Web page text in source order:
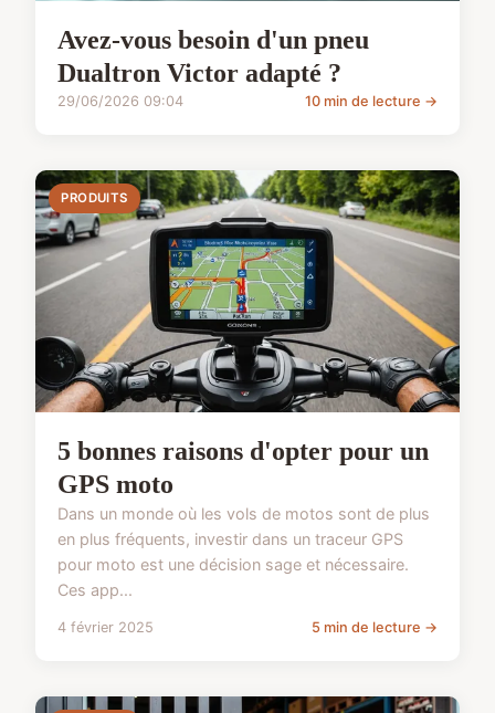
Avez-vous besoin d'un pneu
Dualtron Victor adapté ?
29/06/2026 09:04 10 min de lecture →
PRODUITS
5 bonnes raisons d'opter pour un
GPS moto
Dans un monde où les vols de motos sont de plus
en plus fréquents, investir dans un traceur GPS
pour moto est une décision sage et nécessaire.
Ces app...
4 février 2025 5 min de lecture →